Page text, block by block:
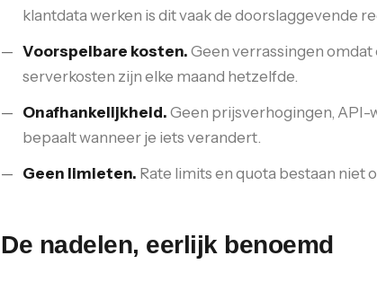
klantdata werken is dit vaak de doorslaggevende
Voorspelbare kosten. Geen verrassingen omdat
serverkosten zijn elke maand hetzelfde.
Onafhankelijkheid. Geen prijsverhogingen, API-
bepaalt wanneer je iets verandert.
Geen limieten. Rate limits en quota bestaan niet
De nadelen, eerlijk benoemd